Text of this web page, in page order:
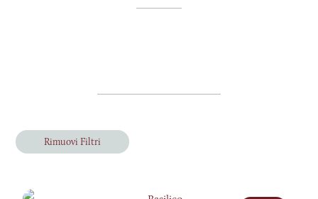
Rimuovi Filtri